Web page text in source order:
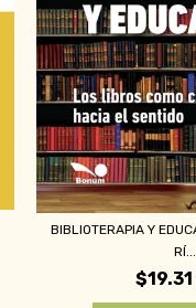
BIBLIOTERAPIA Y
RÍ...
$19.31